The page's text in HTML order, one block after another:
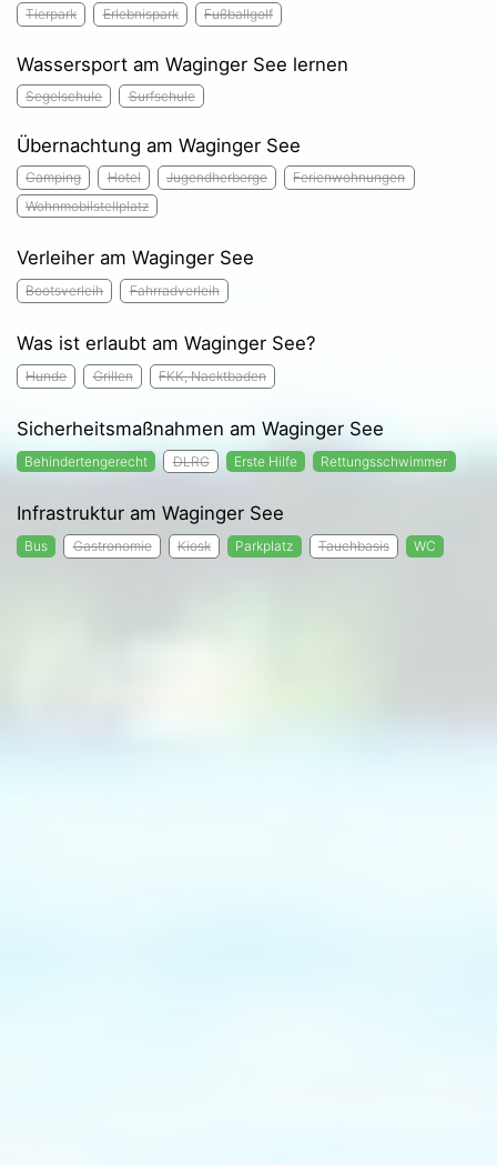
Tierpark Erlebnispark Fußballgolf
Wassersport am Waginger See lernen
Segelschule Surfschule
Übernachtung am Waginger See
Camping Hotel Jugendherberge
Ferienwohnungen
Wohnmobilstellplatz
Verleiher am Waginger See
Bootsverleih Fahrradverleih
Was ist erlaubt am Waginger See?
Hunde Grillen FKK, Nacktbaden
Sicherheitsmaßnahmen am Waginger See
Behindertengerecht DLRG Erste Hilfe Rettungsschwimmer
Infrastruktur am Waginger See
Bus Gastronomie Kiosk Parkplatz Tauchbasis WC